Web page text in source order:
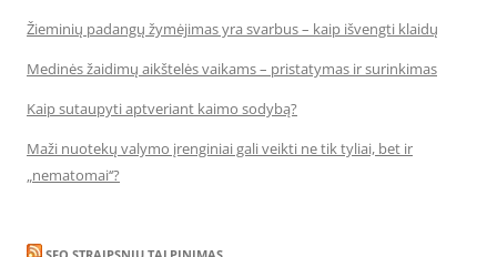
Žieminių padangų žymėjimas yra svarbus – kaip išvengti klaidų
Medinės žaidimų aikštelės vaikams – pristatymas ir surinkimas
Kaip sutaupyti aptveriant kaimo sodybą?
Maži nuotekų valymo įrenginiai gali veikti ne tik tyliai, bet ir
„nematomai‘‘?